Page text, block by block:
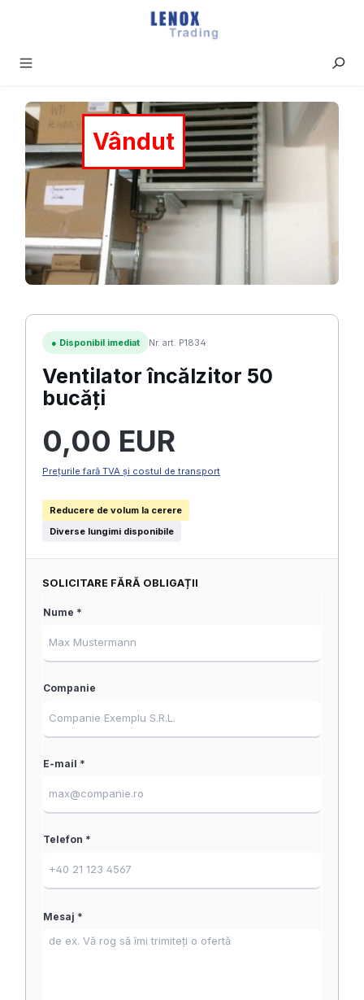
Vândut
Sari peste galeria de imagini
● Disponibil imediat Nr. art. P1834
Ventilator încălzitor 50
bucăți
0,00 EUR
Prețurile fară TVA și costul de transport
Reducere de volum la cerere
Diverse lungimi disponibile
SOLICITARE FĂRĂ OBLIGAȚII
Nume *
Companie
E-mail *
Telefon *
Mesaj *